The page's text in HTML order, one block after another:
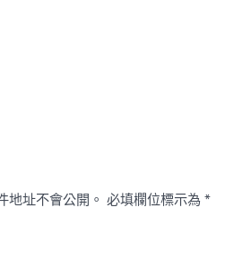
地址不會公開。 必填欄位標示為*